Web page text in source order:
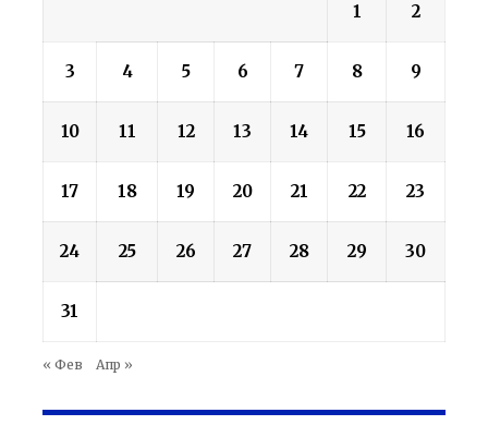
1 2
3 4 5 6 7 8 9
10 11 12 13 14 15 16
17 18 19 20 21 22 23
24 25 26 27 28 29 30
31
« Фев Апр »